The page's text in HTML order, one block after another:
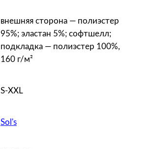
внешняя сторона — полиэстер
95%; эластан 5%; софтшелл;
подкладка — полиэстер 100%,
160 г/м²
S-XXL
Sol's